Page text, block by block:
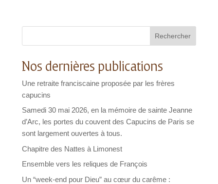
Rechercher
Nos dernières publications
Une retraite franciscaine proposée par les frères
capucins
Samedi 30 mai 2026, en la mémoire de sainte Jeanne
d’Arc, les portes du couvent des Capucins de Paris se
sont largement ouvertes à tous.
Chapitre des Nattes à Limonest
Ensemble vers les reliques de François
Un “week-end pour Dieu” au cœur du carême :